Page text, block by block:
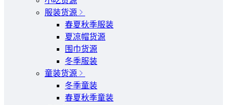
服装货源
春夏秋季服装
夏凉帽货源
围巾货源
冬季服装
童装货源
冬季童装
春夏秋季童装